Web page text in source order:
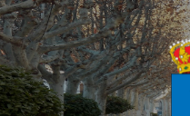
Skip
to
content
Saltar
a
la
navegación
principal
Saltar
a
pie
de
página